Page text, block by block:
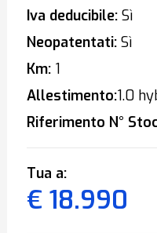
Iva deducibile:Sì
Neopatentati:Sì
Km:1
Allestimento:1.0
Riferimento N°
Tua a:
€ 18.990